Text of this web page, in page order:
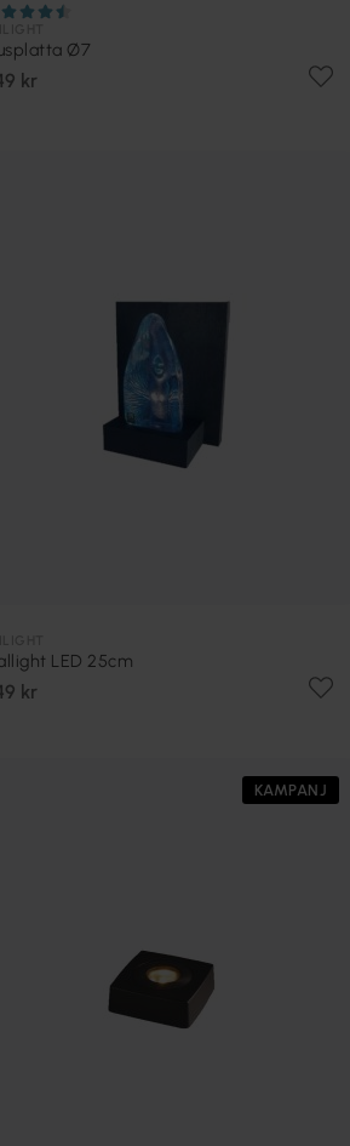
Ø7
kr
LED 25cm
kr
KAMPANJ